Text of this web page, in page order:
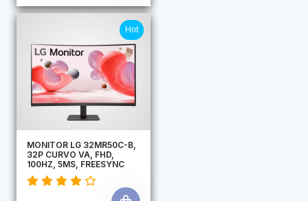
Hot
MONITOR LG 32MR50C-B,
32P CURVO VA, FHD,
100HZ, 5MS, FREESYNC